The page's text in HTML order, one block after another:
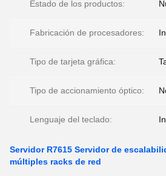
Estado de los productos:
Fabricación de procesadores:
Tipo de tarjeta gráfica:
Tipo de accionamiento óptico:
Lenguaje del teclado:
Servidor R7615 Servidor de
múltiples racks de red